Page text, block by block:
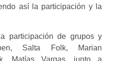
así la participación y la
participación de grupos y
Salta Folk, Marian